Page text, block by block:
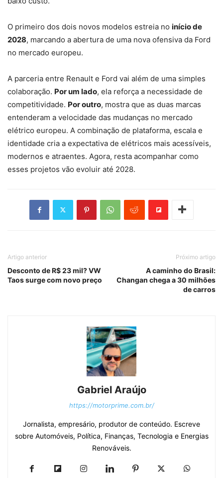
O primeiro dos dois novos modelos estreia no início de
2028, marcando a abertura de uma nova ofensiva da Ford
no mercado europeu.
A parceria entre Renault e Ford vai além de uma simples
colaboração. Por um lado, ela reforça a necessidade de
competitividade. Por outro, mostra que as duas marcas
entenderam a velocidade das mudanças no mercado
elétrico europeu. A combinação de plataforma, escala e
identidade cria a expectativa de elétricos mais acessíveis,
modernos e atraentes. Agora, resta acompanhar como
esses projetos vão evoluir até 2028.
Artigo anterior
Desconto de R$ 23 mil? VW
Taos surge com novo preço
Próximo artigo
A caminho do Brasil:
Changan chega a 30 milhões
de carros
Gabriel Araújo
https://motorprime.com.br/
Jornalista, empresário, produtor de conteúdo. Escreve
sobre Automóveis, Política, Finanças, Tecnologia e Energias
Renováveis.